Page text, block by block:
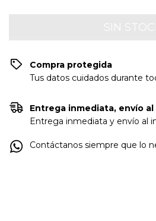
Compra protegida
Tus datos cuidados durante
Entrega inmediata, envío
Entrega inmediata y envío al
Contáctanos siempre que lo